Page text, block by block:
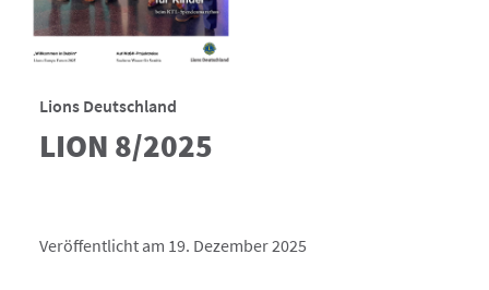
Lions Deutschland
LION 8/2025
Veröffentlicht am 19. Dezember 2025